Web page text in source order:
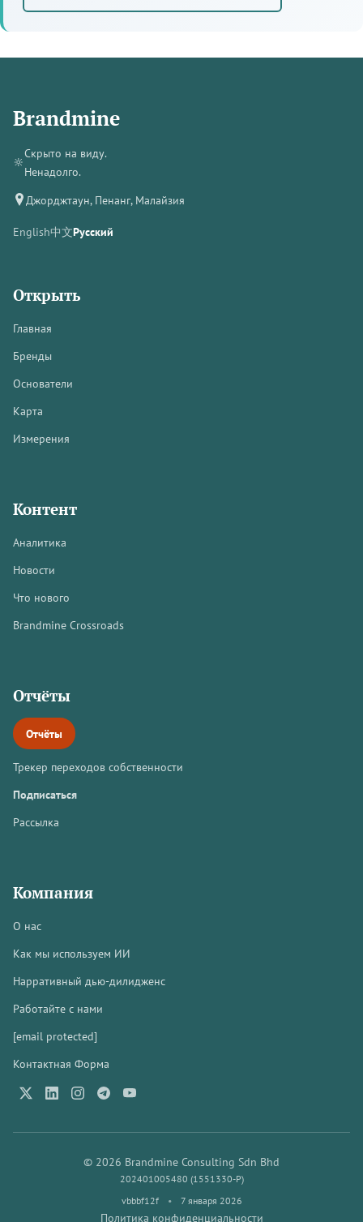
Brandmine
🔆
Скрыто на виду.
Ненадолго.
Джорджтаун, Пенанг, Малайзия
English中文Русский
Открыть
Главная
Бренды
Основатели
Карта
Измерения
Контент
Аналитика
Новости
Что нового
Brandmine Crossroads
Отчёты
Отчёты
Трекер переходов собственности
Подписаться
Рассылка
Компания
О нас
Как мы используем ИИ
Нарративный дью-дилидженс
Работайте с нами
[email protected]
Контактная Форма
© 2026 Brandmine Consulting Sdn Bhd
202401005480 (1551330-P)
vbbbf12f
• 7 января 2026
Политика конфиденциальности